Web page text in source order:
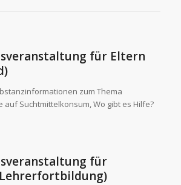
für Eltern
zum Thema
auf Suchtmittelkonsum, Wo gibt es Hilfe?
für